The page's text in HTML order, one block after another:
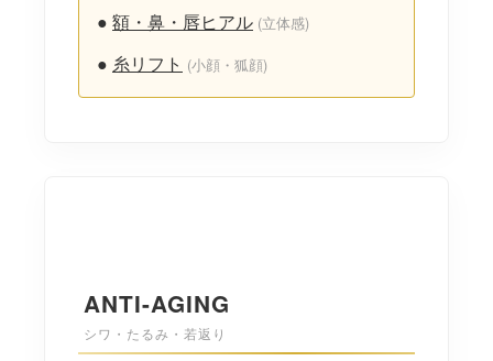
● 額・鼻・唇ヒアル (立体感)
● 糸リフト (小顔・狐顔)
ANTI-AGING
シワ・たるみ・若返り